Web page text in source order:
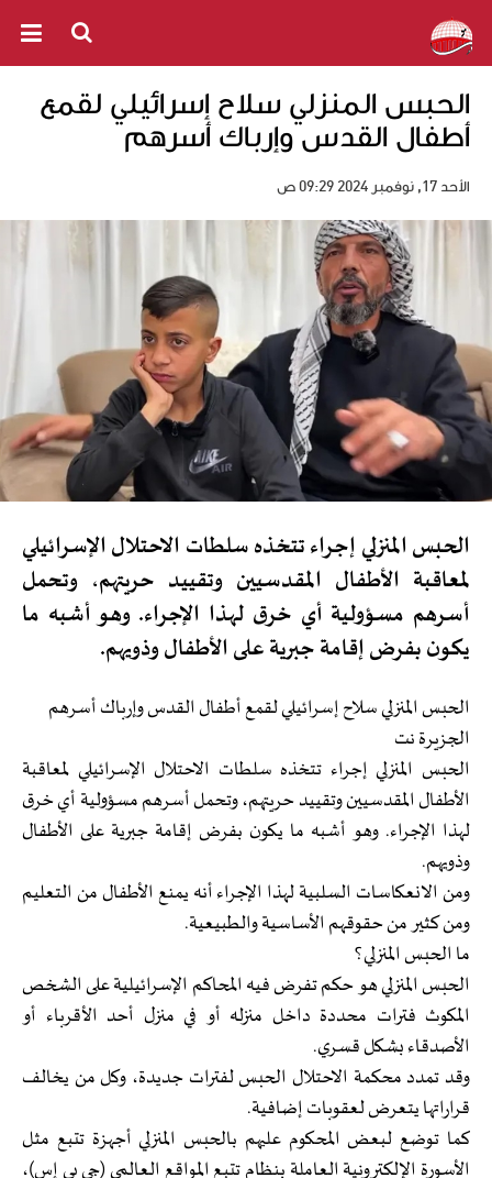
الحبس المنزلي سلاح إسرائيلي لقمع
أطفال القدس وإرباك أسرهم
الأحد 17, نوفمبر 2024 09:29 ص
الحبس المنزلي إجراء تتخذه سلطات الاحتلال الإسرائيلي
لمعاقبة الأطفال المقدسيين وتقييد حريتهم، وتحمل
أسرهم مسؤولية أي خرق لهذا الإجراء. وهو أشبه ما
يكون بفرض إقامة جبرية على الأطفال وذويهم.
الحبس المنزلي سلاح إسرائيلي لقمع أطفال القدس وإرباك أسرهم
الجزيرة نت
الحبس المنزلي إجراء تتخذه سلطات الاحتلال الإسرائيلي لمعاقبة
الأطفال المقدسيين وتقييد حريتهم، وتحمل أسرهم مسؤولية أي خرق
لهذا الإجراء. وهو أشبه ما يكون بفرض إقامة جبرية على الأطفال
وذويهم.
ومن الانعكاسات السلبية لهذا الإجراء أنه يمنع الأطفال من التعليم
ومن كثير من حقوقهم الأساسية والطبيعية.
ما الحبس المنزلي؟
الحبس المنزلي هو حكم تفرض فيه المحاكم الإسرائيلية على الشخص
المكوث فترات محددة داخل منزله أو في منزل أحد الأقرباء أو
الأصدقاء بشكل قسري.
وقد تمدد محكمة الاحتلال الحبس لفترات جديدة، وكل من يخالف
قراراتها يتعرض لعقوبات إضافية.
كما توضع لبعض المحكوم عليهم بالحبس المنزلي أجهزة تتبع مثل
الأسورة الإلكترونية العاملة بنظام تتبع المواقع العالمي (جي بي إس)،